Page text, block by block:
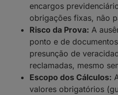
encargos
obrigações fixas, não
Risco da Prova: A
ponto e de
presunção de
reclamadas, mesmo
Escopo dos Cálculos:
valores obrigatórios